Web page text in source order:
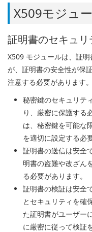
X509モジュ
証明書のセキュリ
X509 モジュールは、証
が、証明書の安全性が保
注意する必要があります。
秘密鍵のセキュリテ
り、厳密に保護する
は、秘密鍵を可能な
を適切に設定する必
証明書の送信は安全
明書の盗難や改ざん
る必要があります。
証明書の検証は安全
とセキュリティを確
た証明書がユーザー
に厳密に従って検証